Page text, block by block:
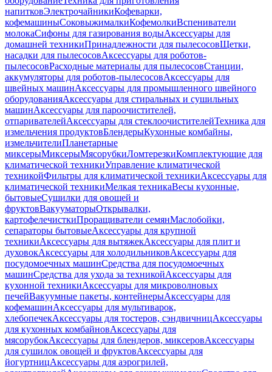
напитковЭлектрочайникиКофеварки,
кофемашиныСоковыжималкиКофемолкиВспениватели
молокаСифоны для газирования водыАксессуары для
домашней техникиПринадлежности для пылесосовЩетки,
насадки для пылесосовАксессуары для роботов-
пылесосовРасходные материалы для пылесосовСтанции,
аккумуляторы для роботов-пылесосовАксессуары для
швейных машинАксессуары для промышленного швейного
оборудованияАксессуары для стиральных и сушильных
машинАксессуары для пароочистителей,
отпаривателейАксессуары для стеклоочистителейТехника для
измельчения продуктовБлендерыКухонные комбайны,
измельчителиПланетарные
миксерыМиксерыМясорубкиЛомтерезкиКомплектующие для
климатической техникиУправление климатической
техникойФильтры для климатической техникиАксессуары для
климатической техникиМелкая техникаВесы кухонные,
бытовыеСушилки для овощей и
фруктовВакууматорыОткрывалки,
картофелечисткиПроращиватели семянМаслобойки,
сепараторы бытовыеАксессуары для крупной
техникиАксессуары для вытяжекАксессуары для плит и
духовокАксессуары для холодильниковАксессуары для
посудомоечных машинСредства для посудомоечных
машинСредства для ухода за техникойАксессуары для
кухонной техникиАксессуары для микроволновых
печейВакуумные пакеты, контейнерыАксессуары для
кофемашинАксессуары для мультиварок,
хлебопечекАксессуары для тостеров, сэндвичницАксессуары
для кухонных комбайновАксессуары для
мясорубокАксессуары для блендеров, миксеровАксессуары
для сушилок овощей и фруктовАксессуары для
йогуртницАксессуары для аэрогрилей,